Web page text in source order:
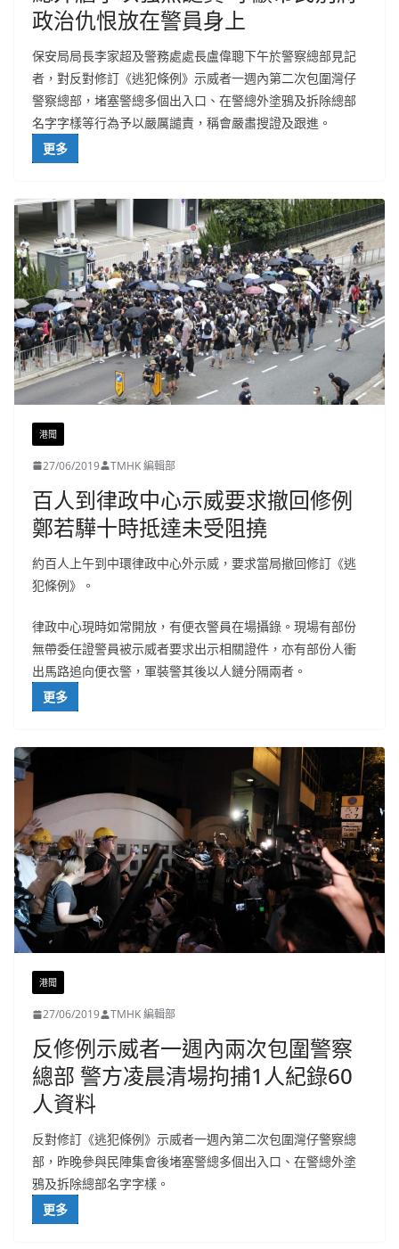
政治仇恨放在警員身上
保安局局長李家超及警務處處長盧偉聰下午於警察總部見記
者，對反對修訂《逃犯條例》示威者一週內第二次包圍灣仔
警察總部，堵塞警總多個出入口、在警總外塗鴉及拆除總部
名字字樣等行為予以嚴厲譴責，稱會嚴肅搜證及跟進。
更多
港聞
27/06/2019 TMHK 編輯部
百人到律政中心示威要求撤回修例
鄭若驊十時抵達未受阻撓
約百人上午到中環律政中心外示威，要求當局撤回修訂《逃
犯條例》。
律政中心現時如常開放，有便衣警員在場攝錄。現場有部份
無帶委任證警員被示威者要求出示相關證件，亦有部份人衝
出馬路追向便衣警，軍裝警其後以人鏈分隔兩者。
更多
港聞
27/06/2019 TMHK 編輯部
反修例示威者一週內兩次包圍警察
總部 警方凌晨清場拘捕1人紀錄60
人資料
反對修訂《逃犯條例》示威者一週內第二次包圍灣仔警察總
部，昨晚參與民陣集會後堵塞警總多個出入口、在警總外塗
鴉及拆除總部名字字樣。
更多